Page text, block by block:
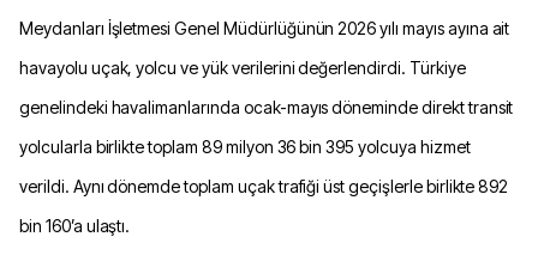
Meydanları İşletmesi Genel Müdürlüğünün 2026 yılı mayıs ayına ait
havayolu uçak, yolcu ve yük verilerini değerlendirdi. Türkiye
genelindeki havalimanlarında ocak-mayıs döneminde direkt transit
yolcularla birlikte toplam 89 milyon 36 bin 395 yolcuya hizmet
verildi. Aynı dönemde toplam uçak trafiği üst geçişlerle birlikte 892
bin 160’a ulaştı.